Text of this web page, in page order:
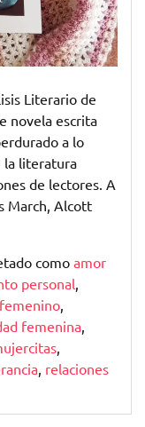
Literario de
novela escrita
a lo
la literatura
de lectores. A
March, Alcott
comoamor
personal
femenina
relaciones